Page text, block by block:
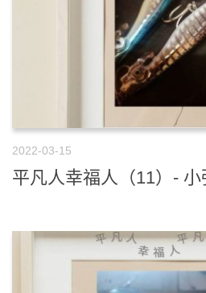
2022-03-15
平凡人幸福人（11）- 小